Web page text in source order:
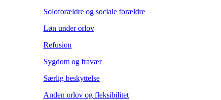
Soloforældre og sociale forældre
Løn under orlov
Refusion
Sygdom og fravær
Særlig beskyttelse
Anden orlov og fleksibilitet